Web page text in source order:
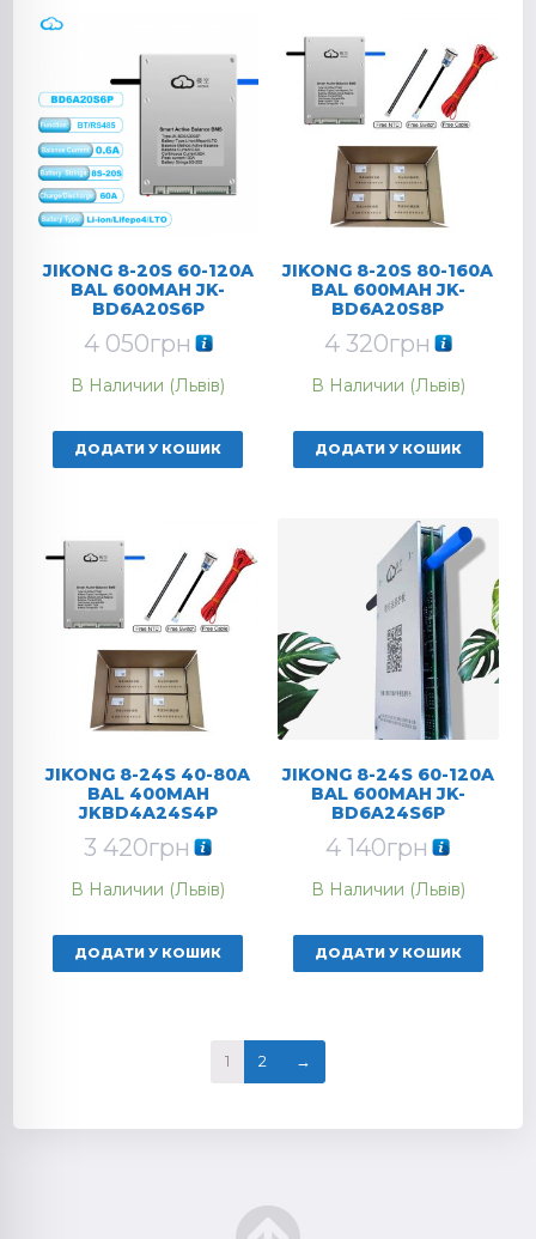
JIKONG 8-20S 60-120A
BAL 600MAH JK-
BD6A20S6P
4 050грн
В Наличии (Львів)
ДОДАТИ У КОШИК
JIKONG 8-20S 80-160A
BAL 600MAH JK-
BD6A20S8P
4 320грн
В Наличии (Львів)
ДОДАТИ У КОШИК
JIKONG 8-24S 40-80A
BAL 400MAH
JKBD4A24S4P
3 420грн
В Наличии (Львів)
ДОДАТИ У КОШИК
JIKONG 8-24S 60-120A
BAL 600MAH JK-
BD6A24S6P
4 140грн
В Наличии (Львів)
ДОДАТИ У КОШИК
1 2 →